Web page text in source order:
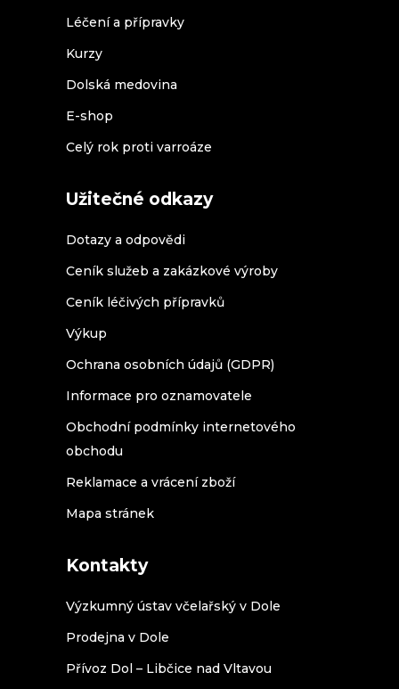
Léčení a přípravky
Kurzy
Dolská medovina
E-shop
Celý rok proti varroáze
Užitečné odkazy
Dotazy a odpovědi
Ceník služeb a zakázkové výroby
Ceník léčivých přípravků
Výkup
Ochrana osobních údajů (GDPR)
Informace pro oznamovatele
Obchodní podmínky internetového
obchodu
Reklamace a vrácení zboží
Mapa stránek
Kontakty
Výzkumný ústav včelařský v Dole
Prodejna v Dole
Přívoz Dol – Libčice nad Vltavou